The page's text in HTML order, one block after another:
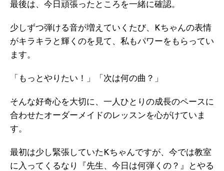
最後は、今日頑張ったところを一緒に確認。
少しずつ弾ける音が増えていくたび、Kちゃんの表情
がキラキラと輝くのを見て、私もパワーをもらってい
ます。
「もっとやりたい！」「次は何の曲？」
そんな好奇心を大切に、一人ひとりの成長のペースに
合わせたオーダーメイドのレッスンを心がけていま
す。
最初は少し緊張していたKちゃんですが、今では教室
に入ってくるなり『先生、今日は何弾くの？』とやる